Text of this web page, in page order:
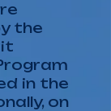
the
in the
on